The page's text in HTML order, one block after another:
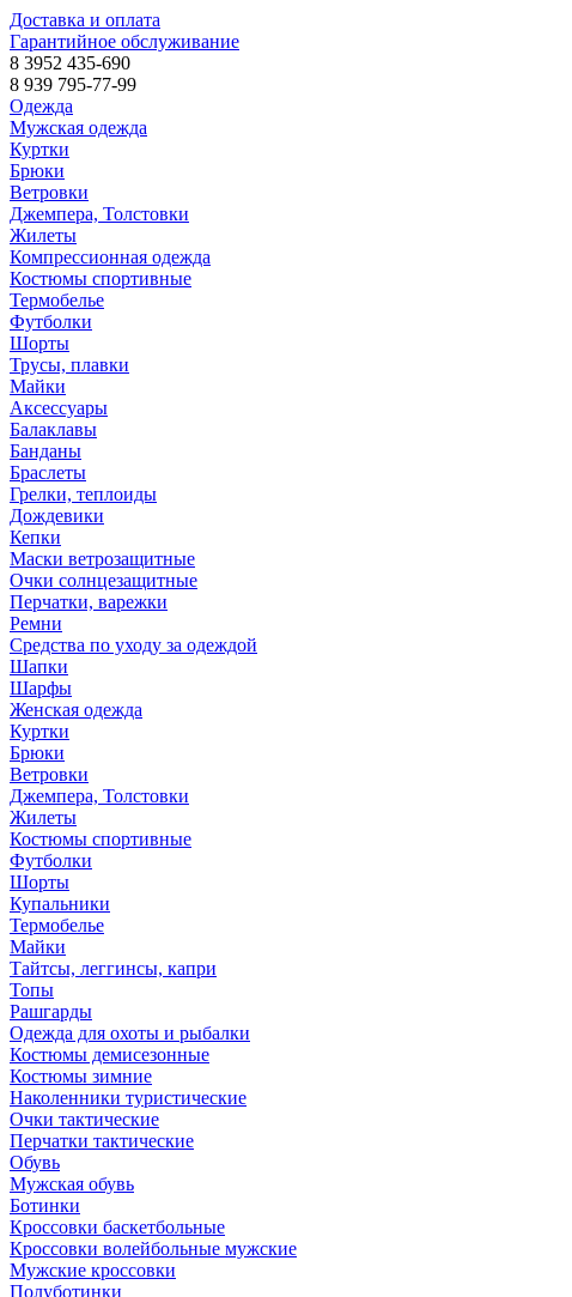
Доставка и оплата
Гарантийное обслуживание
8 3952 435-690
8 939 795-77-99
Одежда
Мужская одежда
Куртки
Брюки
Ветровки
Джемпера, Толстовки
Жилеты
Компрессионная одежда
Костюмы спортивные
Термобелье
Футболки
Шорты
Трусы, плавки
Майки
Аксессуары
Балаклавы
Банданы
Браслеты
Грелки, теплоиды
Дождевики
Кепки
Маски ветрозащитные
Очки солнцезащитные
Перчатки, варежки
Ремни
Средства по уходу за одеждой
Шапки
Шарфы
Женская одежда
Куртки
Брюки
Ветровки
Джемпера, Толстовки
Жилеты
Костюмы спортивные
Футболки
Шорты
Купальники
Термобелье
Майки
Тайтсы, леггинсы, капри
Топы
Рашгарды
Одежда для охоты и рыбалки
Костюмы демисезонные
Костюмы зимние
Наколенники туристические
Очки тактические
Перчатки тактические
Обувь
Мужская обувь
Ботинки
Кроссовки баскетбольные
Кроссовки волейбольные мужские
Мужские кроссовки
Полуботинки